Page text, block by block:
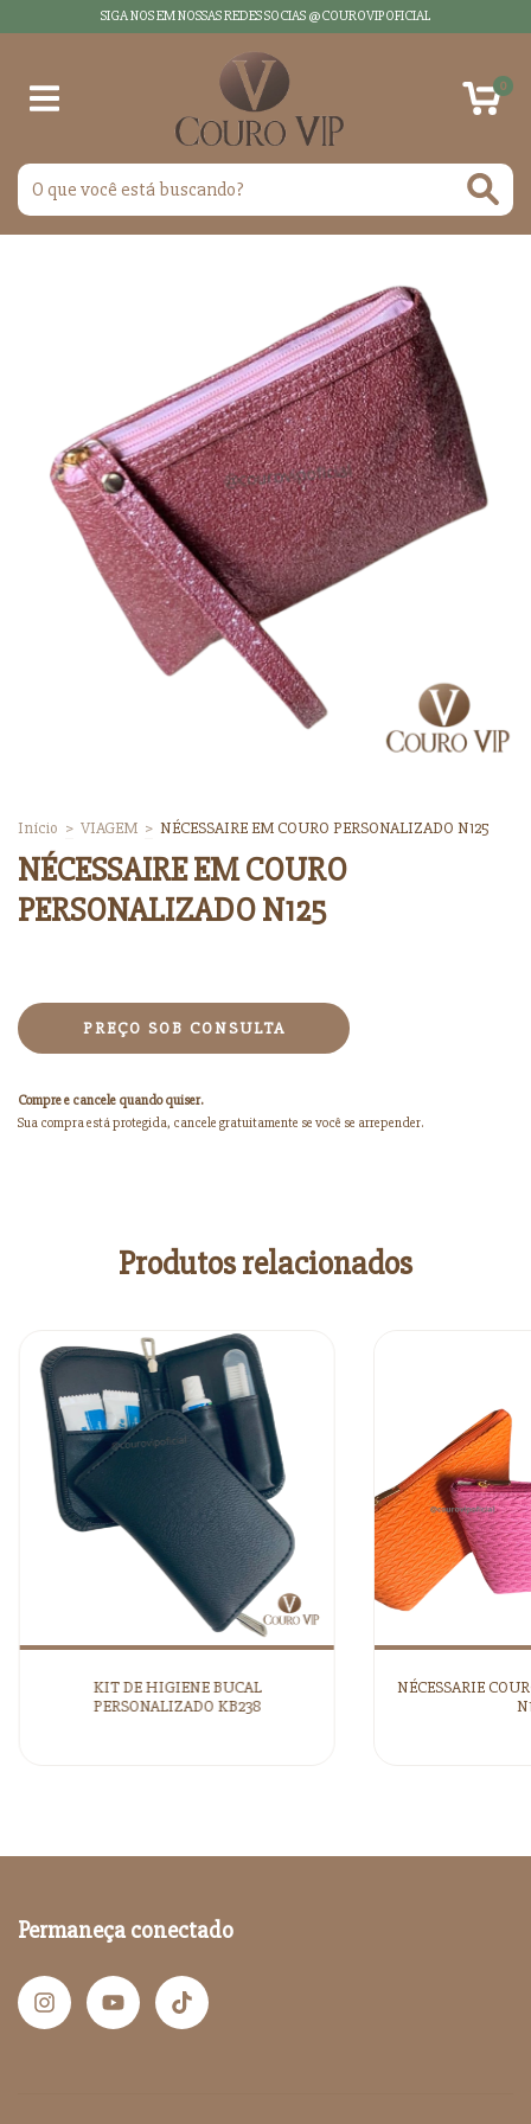
SIGA NOS EM NOSSAS REDES SOCIAS @COUROVIPOFICIAL
0
Início > VIAGEM > NÉCESSAIRE EM COURO PERSONALIZADO N125
NÉCESSAIRE EM COURO
PERSONALIZADO N125
Compre e cancele quando quiser.
Sua compra está protegida, cancele gratuitamente se você se arrepender.
Produtos relacionados
KIT DE HIGIENE BUCAL
PERSONALIZADO KB238
NÉCESSARIE
Permaneça conectado